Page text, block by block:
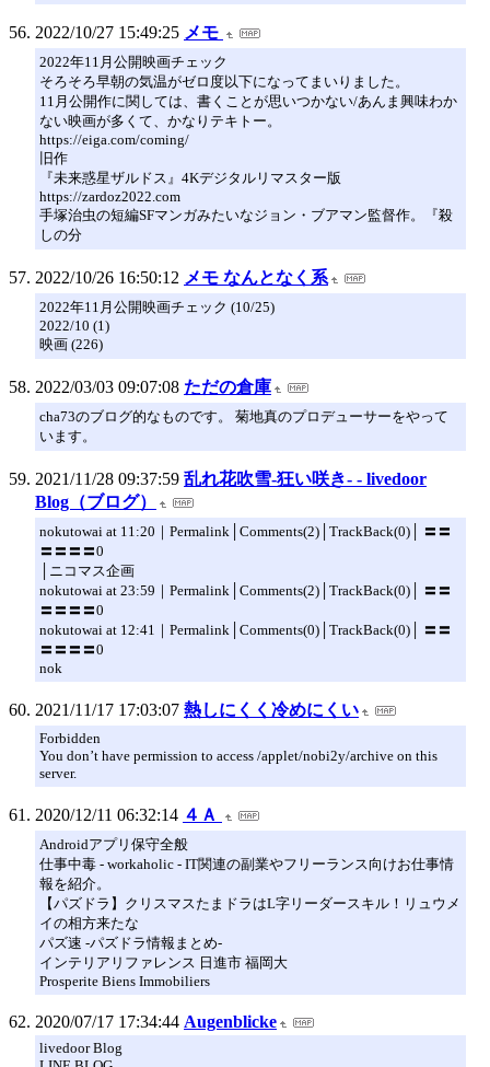
2022/10/27 15:49:25 メモ
2022年11月公開映画チェック
そろそろ早朝の気温がゼロ度以下になってまいりました。
11月公開作に関しては、書くことが思いつかない/あんま興味わか
ない映画が多くて、かなりテキトー。
https://eiga.com/coming/
旧作
『未来惑星ザルドス』4Kデジタルリマスター版
https://zardoz2022.com
手塚治虫の短編SFマンガみたいなジョン・ブアマン監督作。『殺
しの分
2022/10/26 16:50:12 メモ なんとなく系
2022年11月公開映画チェック (10/25)
2022/10 (1)
映画 (226)
2022/03/03 09:07:08 ただの倉庫
cha73のブログ的なものです。 菊地真のプロデューサーをやって
います。
2021/11/28 09:37:59 乱れ花吹雪-狂い咲き- - livedoor
Blog（ブログ）
nokutowai at 11:20｜Permalink│Comments(2)│TrackBack(0)│ 〓〓
〓〓〓〓0
│ニコマス企画
nokutowai at 23:59｜Permalink│Comments(2)│TrackBack(0)│ 〓〓
〓〓〓〓0
nokutowai at 12:41｜Permalink│Comments(0)│TrackBack(0)│ 〓〓
〓〓〓〓0
nok
2021/11/17 17:03:07 熱しにくく冷めにくい
Forbidden
You don’t have permission to access /applet/nobi2y/archive on this
server.
2020/12/11 06:32:14 ４Ａ
Androidアプリ保守全般
仕事中毒 - workaholic - IT関連の副業やフリーランス向けお仕事情
報を紹介。
【パズドラ】クリスマスたまドラはL字リーダースキル！リュウメ
イの相方来たな
パズ速 -パズドラ情報まとめ-
インテリアリファレンス 日進市 福岡大
Prosperite Biens Immobiliers
2020/07/17 17:34:44 Augenblicke
livedoor Blog